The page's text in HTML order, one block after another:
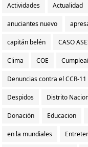
Actividades Actualidad
anuciantes nuevo
capitán belén CASO
Clima COE
Denuncias contra el CCR-11
Despidos Distrito
Donación Educacion
en la mundiales